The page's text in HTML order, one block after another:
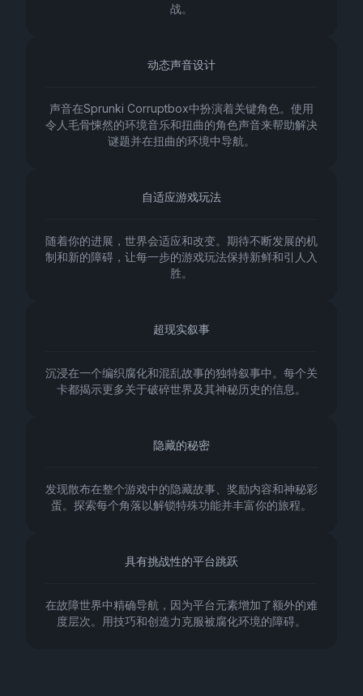
战。
动态声音设计
声音在Sprunki Corruptbox中扮演着关键角色。使用
令人毛骨悚然的环境音乐和扭曲的角色声音来帮助解决
谜题并在扭曲的环境中导航。
自适应游戏玩法
随着你的进展，世界会适应和改变。期待不断发展的机
制和新的障碍，让每一步的游戏玩法保持新鲜和引人入
胜。
超现实叙事
沉浸在一个编织腐化和混乱故事的独特叙事中。每个关
卡都揭示更多关于破碎世界及其神秘历史的信息。
隐藏的秘密
发现散布在整个游戏中的隐藏故事、奖励内容和神秘彩
蛋。探索每个角落以解锁特殊功能并丰富你的旅程。
具有挑战性的平台跳跃
在故障世界中精确导航，因为平台元素增加了额外的难
度层次。用技巧和创造力克服被腐化环境的障碍。